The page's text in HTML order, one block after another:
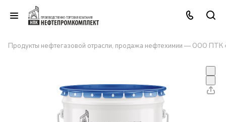
Продукты нефтегазовой отрасли, продажа нефтехимии — ООО ПТК